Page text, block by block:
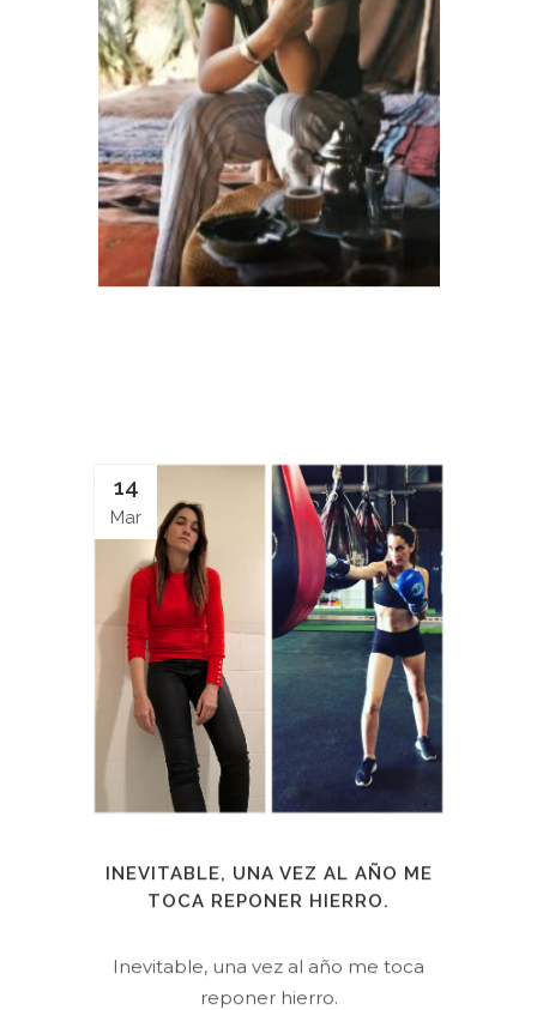
14
Mar
INEVITABLE, UNA VEZ AL AÑO ME
TOCA REPONER HIERRO.
Inevitable, una vez al año me toca
reponer hierro.